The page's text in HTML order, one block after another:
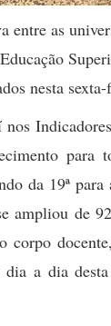
as
nesta
para
da 19ª
de
a dia